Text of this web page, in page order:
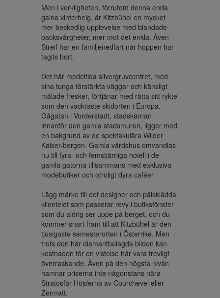
Men i verkligheten, förrutom denna enda
galna vinterhelg, är Kitzbühel en mycket
mer beskedlig upplevelse med blandade
backsvårgheter, mer mot det enkla. Även
Streif har en familjenedfart när hoppen har
tagits bort.
Det här medeltida silvergruvcentret, med
sina tunga förstärkta väggar och känsligt
målade fresker, förtjänar med rätta sitt rykte
som den vackraste skidorten i Europa.
Gågatan i Vorderstadt, stadskärnan
innanför den gamla stadsmuren, ligger med
en bakgrund av de spektakulära Wilder
Kaiser-bergen. Gamla värdshus omvandlas
nu till fyra- och femstjärniga hotell i de
gamla gatorna tillsammans med exklusiva
modebutiker och otroligt dyra caféer
Lägg märke till det designer och pälsklädda
klientelet som passerar revy i butiksfönster
som du aldrig ser uppe på berget, och du
kommer snart fram till att Kitzbühel är den
tjusigaste semesterorten i Österrike. Men
trots den här diamantbelagda bilden kan
kostnaden för en vistelse här vara trevligt
överraskande. Även på den högsta nivån
hamnar priserna inte någonstans nära
Stratosfär Höjderna av Courchevel eller
Zermatt.